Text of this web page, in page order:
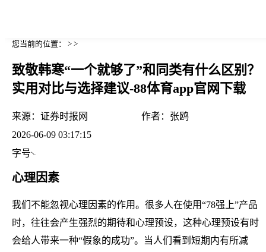
您当前的位置： > >
致敬韩寒“一个就够了”和同类有什么区别？
实用对比与选择建议-88体育app官网下载
来源： 证券时报网 作者： 张鸥
2026-06-09 03:17:15
字号
心理因素
我们不能忽视心理因素的作用。很多人在使用“78强上”产品
时，往往会产生强烈的期待和心理预设，这种心理预设有时
会给人带来一种“假象的成功”。当人们看到短期内有所减